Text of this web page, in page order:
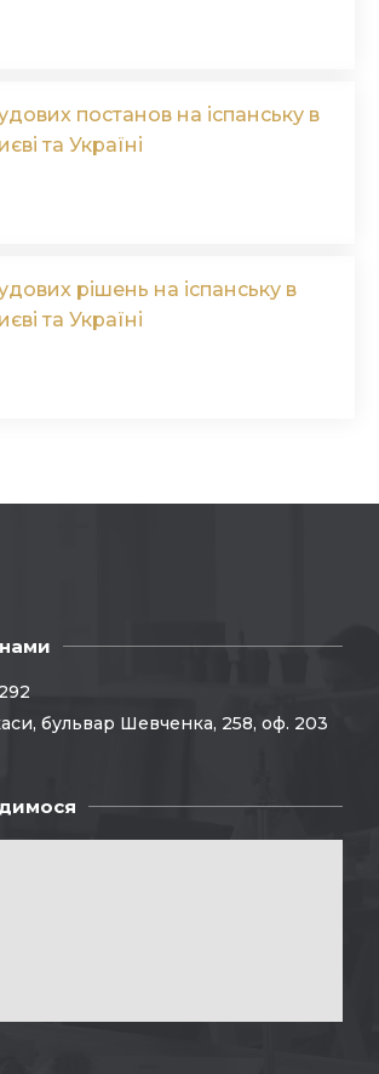
постанов на іспанську в
та Україні
рішень на іспанську в
та Україні
нами
бульвар Шевченка, 258, оф. 203